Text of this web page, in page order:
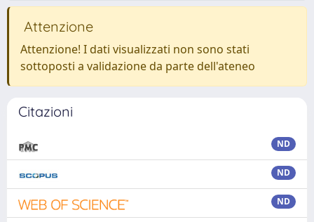
Attenzione
Attenzione! I dati visualizzati non sono stati
sottoposti a validazione da parte dell'ateneo
Citazioni
ND
ND
ND